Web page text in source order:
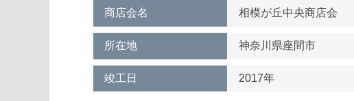
商店会名 相模が丘中央商店会
所在地 神奈川県座間市
竣工日 2017年